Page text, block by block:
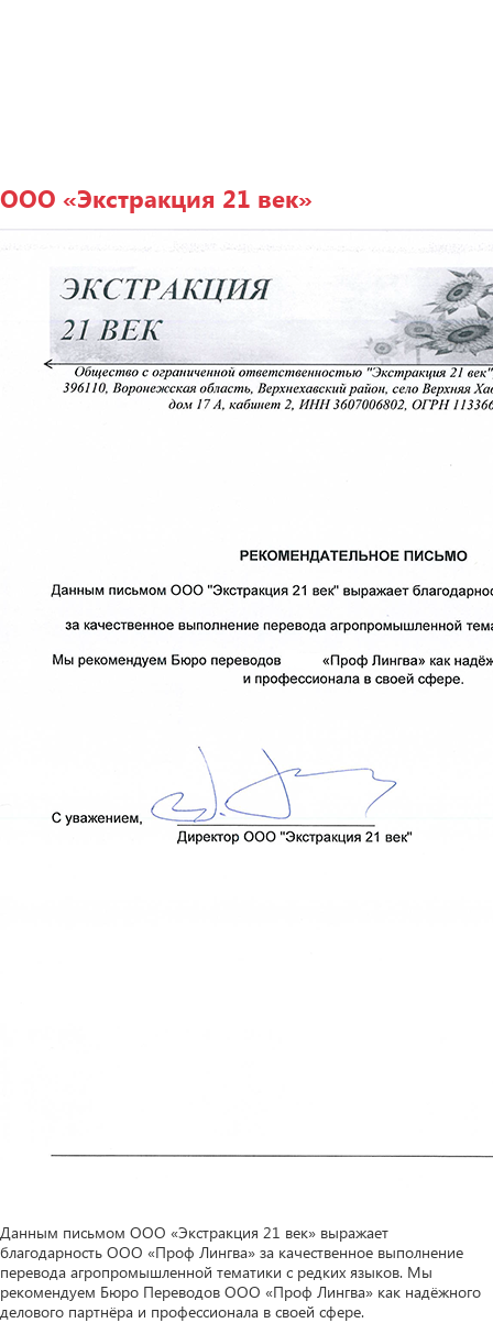
ООО «Экстракция 21 век»
Данным письмом ООО «Экстракция 21 век» выражает
благодарность ООО «Проф Лингва» за качественное выполнение
перевода агропромышленной тематики с редких языков. Мы
рекомендуем Бюро Переводов ООО «Проф Лингва» как надёжного
делового партнёра и профессионала в своей сфере.